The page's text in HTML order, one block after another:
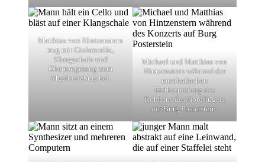
Matthias von Hintzenstern
trug mit Cioloncello,
Klangschale und
Obertongesang zum
Musikerlebnis bei.
Michael und Matthias von
Hintzenstern während der
musikalischen
Erstbespielung des
Rohbaus des Nordflügels
der Burg Posterstein.